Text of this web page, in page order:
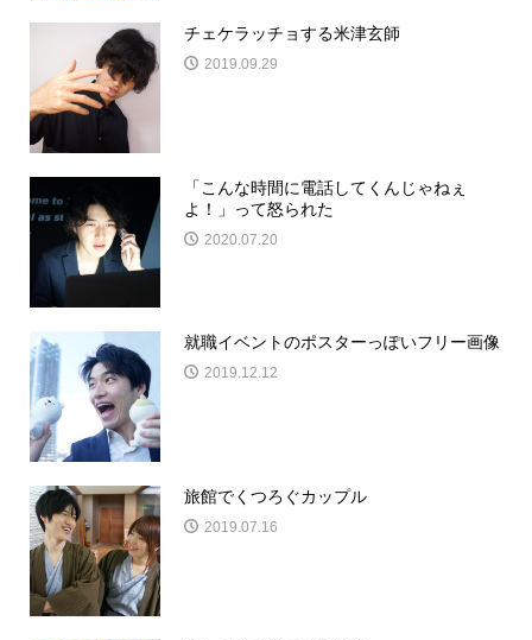
チェケラッチョする米津玄師
2019.09.29
「こんな時間に電話してくんじゃねぇ
よ！」って怒られた
2020.07.20
就職イベントのポスターっぽいフリー画像
2019.12.12
旅館でくつろぐカップル
2019.07.16